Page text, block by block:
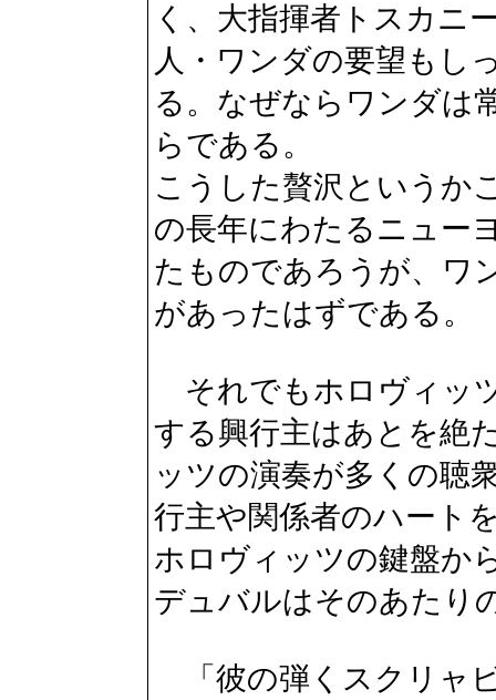
く、大指揮者トスカニ
人・ワンダの要望もし
る。なぜならワンダは
らである。
こうした贅沢というか
の長年にわたるニュー
たものであろうが、ワ
があったはずである。
それでもホロヴィッ
する興行主はあとを絶
ッツの演奏が多くの聴
行主や関係者のハート
ホロヴィッツの鍵盤か
デュバルはそのあたり
「彼の弾くスクリャ